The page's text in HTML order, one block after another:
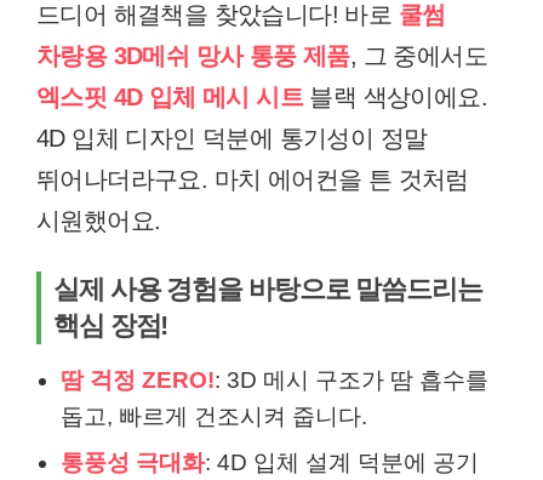
드디어 해결책을 찾았습니다! 바로 쿨썸
차량용 3D메쉬 망사 통풍 제품, 그 중에서도
엑스핏 4D 입체 메시 시트블랙 색상이에요.
4D 입체 디자인 덕분에 통기성이 정말
뛰어나더라구요. 마치 에어컨을 튼 것처럼
시원했어요.
실제 사용 경험을 바탕으로 말씀드리는
핵심 장점!
땀 걱정 ZERO!: 3D 메시 구조가 땀 흡수를
돕고, 빠르게 건조시켜 줍니다.
통풍성 극대화: 4D 입체 설계 덕분에 공기